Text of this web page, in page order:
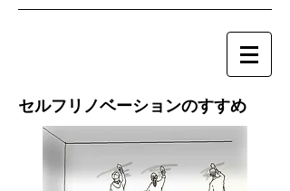
セルフリノベーションのすすめ